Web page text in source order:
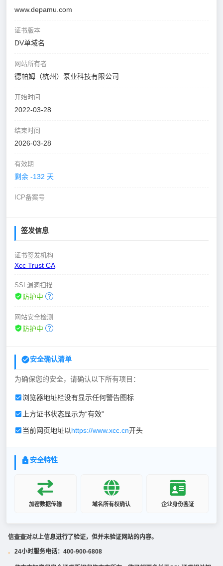
www.depamu.com
证书版本
DV单域名
网站所有者
德帕姆（杭州）泵业科技有限公司
开始时间
2022-03-28
结束时间
2026-03-28
有效期
剩余 -132 天
ICP备案号
签发信息
证书签发机构
Xcc Trust CA
SSL漏洞扫描
防护中
网站安全检测
防护中
安全确认清单
为确保您的安全，请确认以下所有项目：
浏览器地址栏没有显示任何警告图标
上方证书状态显示为“有效”
当前网页地址以https://www.xcc.cn开头
安全特性
加密数据传输 域名所有权确认 企业身份鉴证
信查查对以上信息进行了验证，但并未验证网站的内容。
· 24小时服务电话：400-900-6808